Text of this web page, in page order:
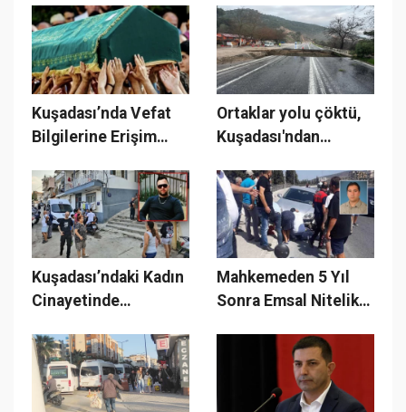
Var Ama Etkisi Yok!
Kuşadası’nda Vefat
Bilgilerine Erişim
Ortaklar yolu çöktü,
Kuşadası'ndan
Söke'den Veriliyor!
Kuşadası’ndaki Kadın
Cinayetinde
Müebbet Hapis
Cezası!
Mahkemeden 5 Yıl
Sonra Emsal Nitelikte